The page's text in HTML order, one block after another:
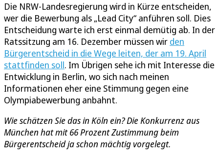
Die NRW-Landesregierung wird in Kürze entscheiden,
wer die Bewerbung als „Lead City“ anführen soll. Dies
Entscheidung warte ich erst einmal demütig ab. In der
Ratssitzung am 16. Dezember müssen wir den
Bürgerentscheid in die Wege leiten, der am 19. April
stattfinden soll. Im Übrigen sehe ich mit Interesse die
Entwicklung in Berlin, wo sich nach meinen
Informationen eher eine Stimmung gegen eine
Olympiabewerbung anbahnt.
Wie schätzen Sie das in Köln ein? Die Konkurrenz aus
München hat mit 66 Prozent Zustimmung beim
Bürgerentscheid ja schon mächtig vorgelegt.